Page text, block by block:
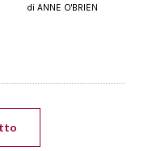
di ANNE O'BRIEN